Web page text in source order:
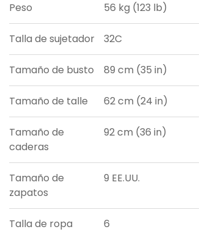
Peso 56 kg (123 lb)
Talla de sujetador 32C
Tamaño de busto 89 cm (35 in)
Tamaño de talle 62 cm (24 in)
Tamaño de
caderas
92 cm (36 in)
Tamaño de
zapatos
9 EE.UU.
Talla de ropa 6